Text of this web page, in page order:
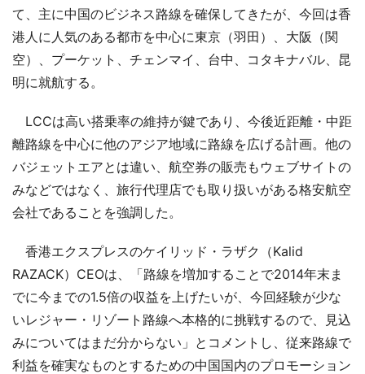
て、主に中国のビジネス路線を確保してきたが、今回は香
港人に人気のある都市を中心に東京（羽田）、大阪（関
空）、プーケット、チェンマイ、台中、コタキナバル、昆
明に就航する。
LCCは高い搭乗率の維持が鍵であり、今後近距離・中距
離路線を中心に他のアジア地域に路線を広げる計画。他の
バジェットエアとは違い、航空券の販売もウェブサイトの
みなどではなく、旅行代理店でも取り扱いがある格安航空
会社であることを強調した。
香港エクスプレスのケイリッド・ラザク（Kalid
RAZACK）CEOは、「路線を増加することで2014年末ま
でに今までの1.5倍の収益を上げたいが、今回経験が少な
いレジャー・リゾート路線へ本格的に挑戦するので、見込
みについてはまだ分からない」とコメントし、従来路線で
利益を確実なものとするための中国国内のプロモーション